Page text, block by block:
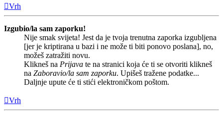
Vrh
Izgubio/la sam zaporku!
Nije smak svijeta! Jest da je tvoja trenutna zaporka izgubljena
[jer je kriptirana u bazi i ne može ti biti ponovo poslana], no,
možeš zatražiti novu.
Klikneš na Prijava te na stranici koja će ti se otvoriti klikneš
na Zaboravio/la sam zaporku. Upišeš tražene podatke...
Daljnje upute će ti stići elektroničkom poštom.
Vrh